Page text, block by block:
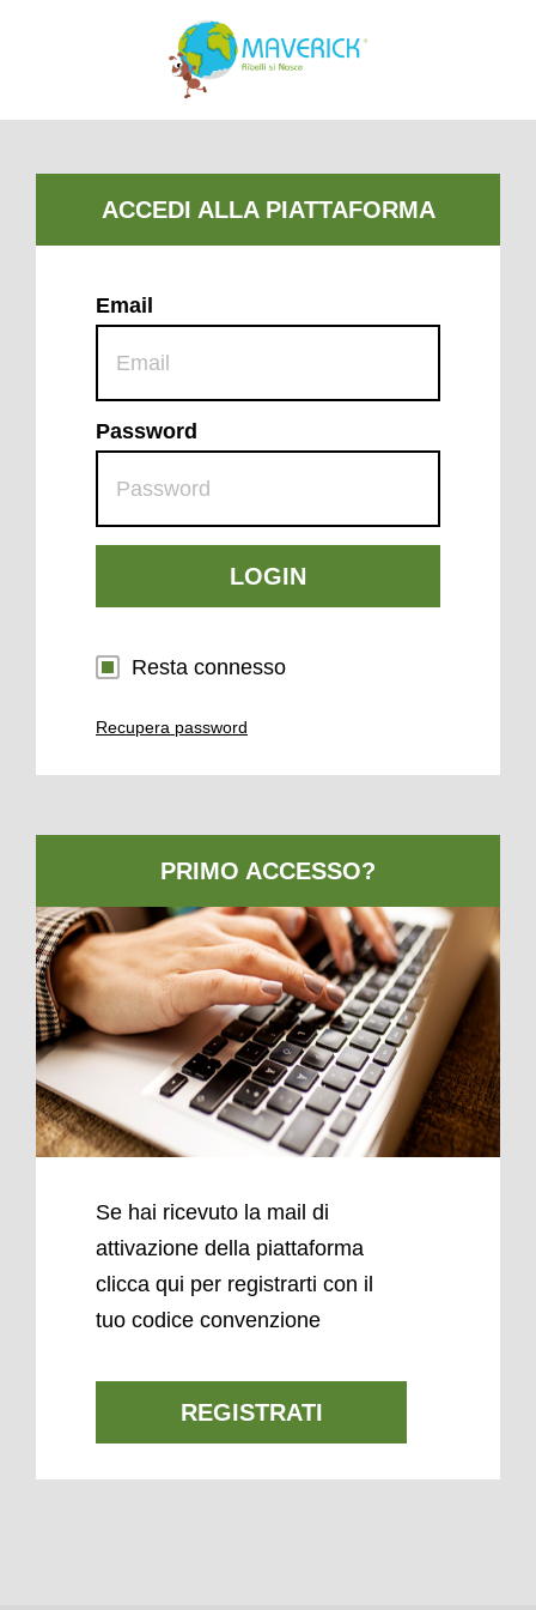
Email
Password
LOGIN
Resta connesso
Recupera password
Se hai ricevuto la mail di
attivazione della piattaforma
clicca qui per registrarti con il
tuo codice convenzione
REGISTRATI